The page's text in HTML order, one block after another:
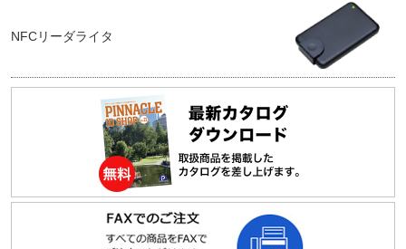
NFCリーダライタ